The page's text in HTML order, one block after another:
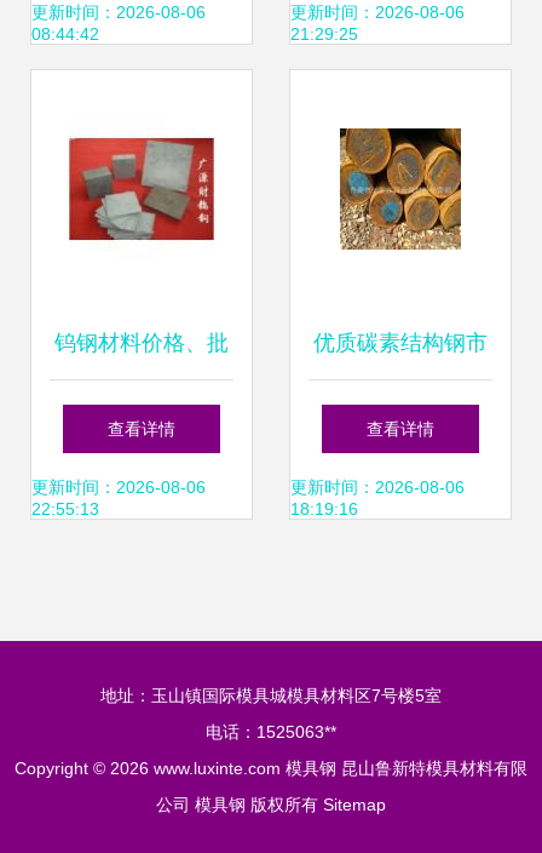
应 高性能锻造材料
更新时间：2026-08-06
08:44:42
的核心部件解析
更新时间：2026-08-06
21:29:25
钨钢材料价格、批
发报价与供应厂家
全解析——传众网
查看详情
更新时间：2026-08-06
22:55:13
优质碳素结构钢市
场走势解析 价格行
情、批发报价与优
查看详情
更新时间：2026-08-06
18:19:16
地址：玉山镇国际模具城模具材料区7号楼5室
电话：1525063**
Copyright © 2026 www.luxinte.com 模具钢 昆山鲁新特模具材料有限
公司 模具钢 版权所有 Sitemap